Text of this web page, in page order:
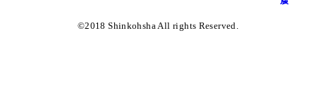
©︎2018 Shinkohsha All rights Reserved.